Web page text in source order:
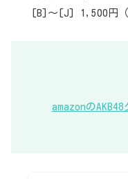
[B]～[J] 1,500円（
amazonの